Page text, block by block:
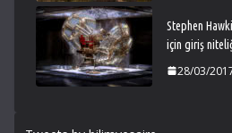
Stephen
için giriş
28/03/